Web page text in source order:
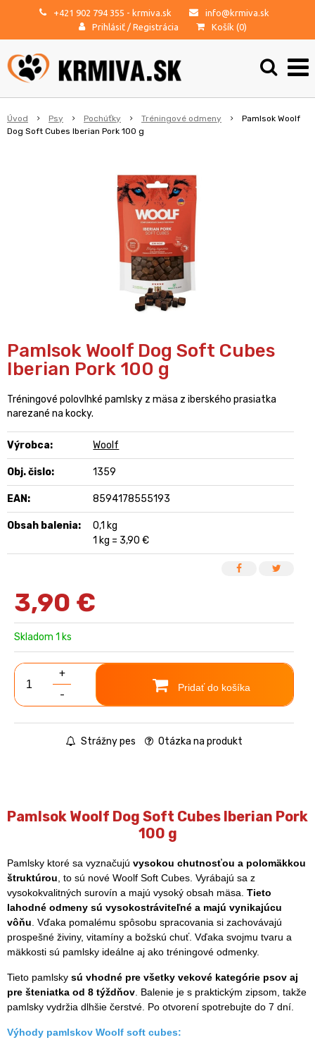
+421 902 794 355 - krmiva.sk
info@krmiva.sk
Prihlásiť / Registrácia Košík (0)
Úvod Psy Pochúťky Tréningové odmeny
Pamlsok Woolf
Dog Soft Cubes Iberian Pork 100 g
Pamlsok Woolf Dog Soft Cubes
Iberian Pork 100 g
Tréningové polovlhké pamlsky z mäsa z iberského prasiatka
narezané na kocky.
Výrobca: Woolf
Obj. čislo: 1359
EAN: 8594178555193
Obsah balenia:
0,1 kg
1 kg = 3,90 €
3,90 €
Skladom 1 ks
+
-
Pridať do košíka
Strážny pes Otázka na produkt
Pamlsok Woolf Dog Soft Cubes Iberian Pork
100 g
Pamlsky ktoré sa vyznačujú vysokou chutnosťou a polomäkkou
štruktúrou , to sú nové Woolf Soft Cubes. Vyrábajú sa z
vysokokvalitných surovín a majú vysoký obsah mäsa. Tieto
lahodné odmeny sú vysokostráviteľné a majú vynikajúcu
vôňu . Vďaka pomalému spôsobu spracovania si zachovávajú
prospešné živiny, vitamíny a božskú chuť. Vďaka svojmu tvaru a
mäkkosti sú pamlsky ideálne aj ako tréningové odmenky.
Tieto pamlsky sú vhodné pre všetky vekové kategórie psov aj
pre šteniatka od 8 týždňov . Balenie je s praktickým zipsom, takže
pamlsky vydržia dlhšie čerstvé. Po otvorení spotrebujte do 7 dní.
Výhody pamlskov Woolf soft cubes: